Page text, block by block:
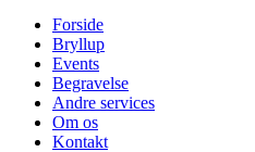
Forside
Bryllup
Events
Begravelse
Andre services
Om os
Kontakt